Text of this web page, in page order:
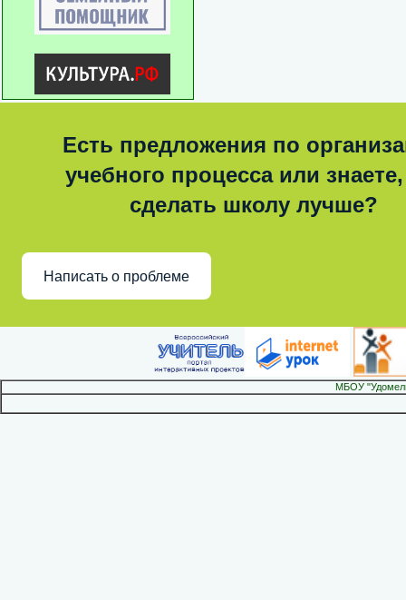
Есть предложения по
учебного процесса или знаете,
сделать школу лучше?
Написать о проблеме
МБОУ